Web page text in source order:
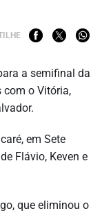
a semifinal da
com o Vitória,
em Sete
Flávio, Keven e
que eliminou o